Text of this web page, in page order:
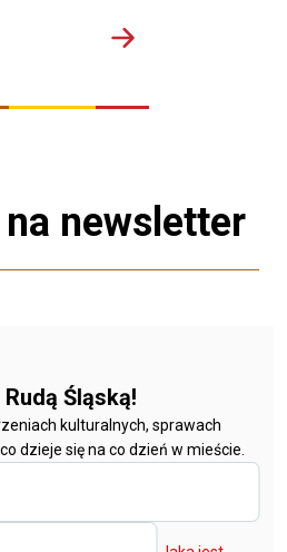
newsletter
Śląską!
kulturalnych, sprawach
dzieje się na co dzień w mieście.